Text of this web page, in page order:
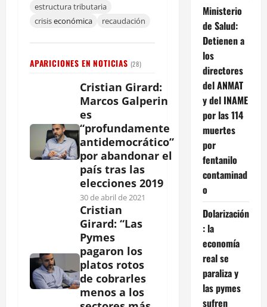
estructura tributaria
crisiseconómica recaudación
APARICIONES EN NOTICIAS (28)
Cristian Girard:
Marcos Galperin
es
“profundamente
antidemocrático”
por abandonar el
país tras las
elecciones 2019
30 de abril de 2021
Cristian
Girard: “Las
Pymes
pagaron los
platos rotos
de cobrarles
menos a los
Ministerio
de Salud:
Detienen a
los
directores
del ANMAT
y del INAME
por las 114
muertes
por
fentanilo
contaminad
o
Dolarización
: la
economía
real se
paraliza y
las pymes
sufren